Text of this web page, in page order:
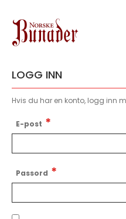
LOGG INN
Hvis du har en konto, logg inn
E-post
Passord